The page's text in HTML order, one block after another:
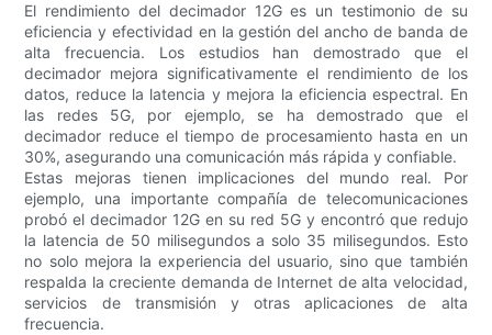
El rendimiento del decimador 12G es un testimonio de su
eficiencia y efectividad en la gestión del ancho de banda de
alta frecuencia. Los estudios han demostrado que el
decimador mejora significativamente el rendimiento de los
datos, reduce la latencia y mejora la eficiencia espectral. En
las redes 5G, por ejemplo, se ha demostrado que el
decimador reduce el tiempo de procesamiento hasta en un
30%, asegurando una comunicación más rápida y confiable.
Estas mejoras tienen implicaciones del mundo real. Por
ejemplo, una importante compañía de telecomunicaciones
probó el decimador 12G en su red 5G y encontró que redujo
la latencia de 50 milisegundos a solo 35 milisegundos. Esto
no solo mejora la experiencia del usuario, sino que también
respalda la creciente demanda de Internet de alta velocidad,
servicios de transmisión y otras aplicaciones de alta
frecuencia.